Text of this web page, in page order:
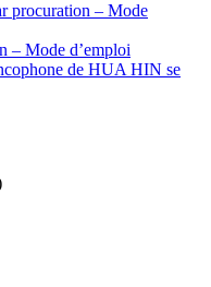
procuration – Mode
– Mode d’emploi
de HUA HIN se